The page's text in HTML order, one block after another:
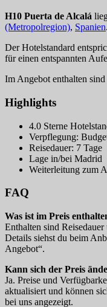
H10 Puerta de Alcalá
(Metropolregion), Spanien.
Der Hotelstandard
für einen entspannten
Im Angebot enthalten sind
Highlights
4.0 Sterne
Verpflegung:
Reisedauer: 7 Tage
Lage in/bei Madrid
Weiterleitung zum
FAQ
Was ist im Preis
Enthalten sind
Details siehst du beim
Angebot“.
Kann sich der Preis
Ja. Preise und
aktualisiert und können
bei uns angezeigt.